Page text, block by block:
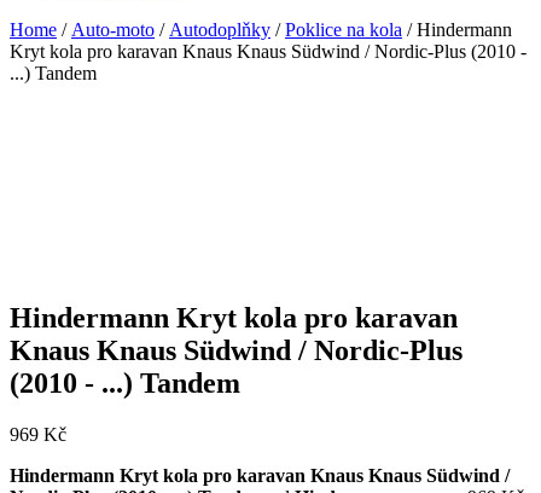
Home / Auto-moto / Autodoplňky /Poklice na kola / Hindermann
Kryt kola pro karavan Knaus Knaus Südwind / Nordic-Plus (2010 -
...) Tandem
Hindermann Kryt kola pro karavan
Knaus Knaus Südwind / Nordic-Plus
(2010 - ...) Tandem
969 Kč
Hindermann Kryt kola pro karavan Knaus Knaus Südwind /